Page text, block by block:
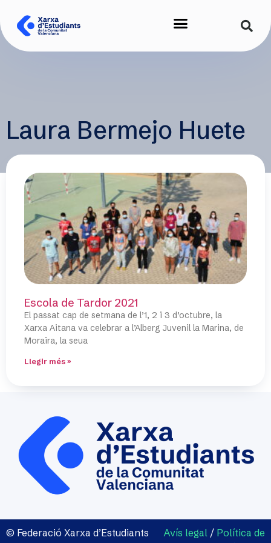
Laura Bermejo Huete
Escola de Tardor 2021
El passat cap de setmana de l’1, 2 i 3 d’octubre, la
Xarxa Aitana va celebrar a l’Alberg Juvenil la Marina, de
Moraira, la seua
Llegir més »
© Federació Xarxa d’Estudiants
Avís legal / Política de